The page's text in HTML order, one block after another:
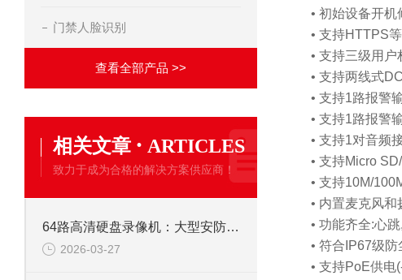
门禁人脸识别
查看全部产品 >>
相关文章 · ARTICLES
致力于成为合格的解决方案供应商！
64路高清硬盘录像机：大型安防监控系统的核心存储解决方案
2026-03-27
• 初始设备开
• 支持HTTPS
• 支持三级用
• 支持两线式
• 支持1路报警
• 支持1路报警
• 支持1对音频
• 支持Micro
• 支持10M/
• 内置麦克风和
• 功能齐全:心
• 符合IP67级
• 支持PoE供电